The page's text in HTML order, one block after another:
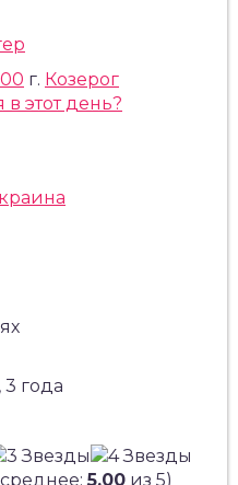
г. Козерог
в этот день?
года
5,00из 5)